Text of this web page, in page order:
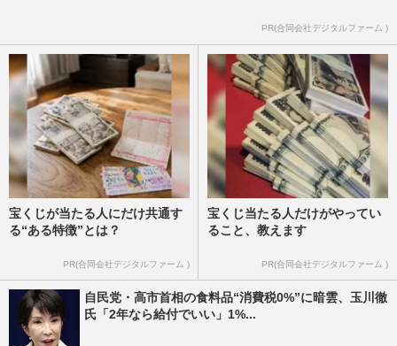
PR(合同会社デジタルファーム )
宝くじが当たる人にだけ共通す
る“ある特徴”とは？
PR(合同会社デジタルファーム )
宝くじ当たる人だけがやってい
ること、教えます
PR(合同会社デジタルファーム )
自民党・高市首相の食料品“消費税0%”に暗雲、玉川徹
氏「2年なら給付でいい」1%...